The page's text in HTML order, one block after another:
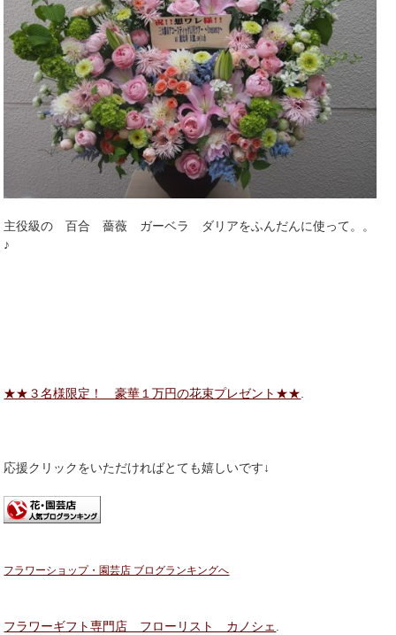
主役級の 百合 薔薇 ガーベラ ダリアをふんだんに使って。。
♪
★★３名様限定！ 豪華１万円の花束プレゼント★★.
応援クリックをいただければとても嬉しいです↓
フラワーショップ・園芸店 ブログランキングへ
フラワーギフト専門店 フローリスト カノシェ.